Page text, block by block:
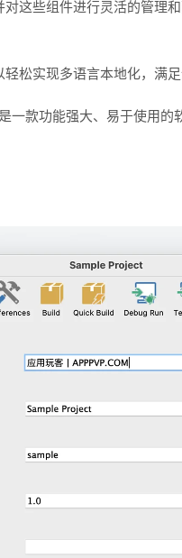
这些组件进行灵活的管理
松实现多语言本地化，满足
一款功能强大、易于使用